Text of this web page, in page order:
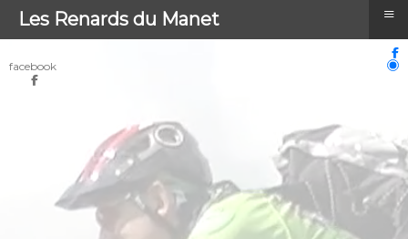
facebook
Les Renards du Manet ≡